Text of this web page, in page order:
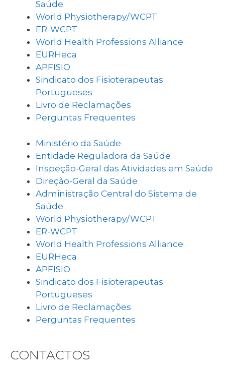
Saúde
World Physiotherapy/WCPT
ER-WCPT
World Health Professions Alliance
EURHeca
APFISIO
Sindicato dos Fisioterapeutas
Portugueses
Livro de Reclamações
Perguntas Frequentes
Ministério da Saúde
Entidade Reguladora da Saúde
Inspeção-Geral das Atividades em Saúde
Direção-Geral da Saúde
Administração Central do Sistema de
Saúde
World Physiotherapy/WCPT
ER-WCPT
World Health Professions Alliance
EURHeca
APFISIO
Sindicato dos Fisioterapeutas
Portugueses
Livro de Reclamações
Perguntas Frequentes
CONTACTOS